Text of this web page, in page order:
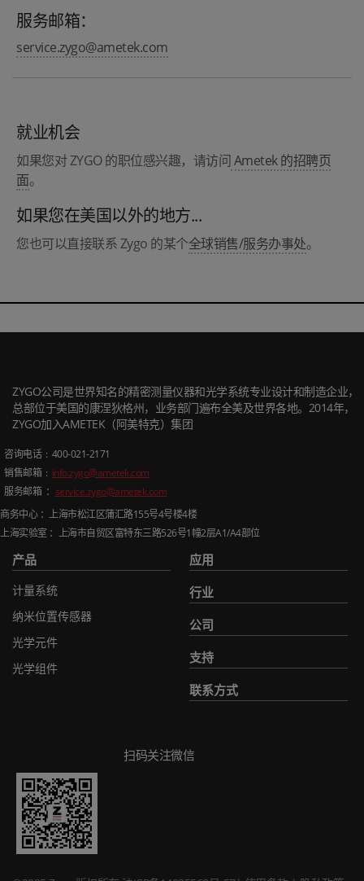
服务邮箱：
service.zygo@ametek.com
就业机会
如果您对 ZYGO 的职位感兴趣，请访问Ametek 的招聘页
面。
如果您在美国以外的地方...
您也可以直接联系 Zygo 的某个全球销售/服务办事处。
ZYGO公司是世界知名的精密测量仪器和光学系统专业设计和制造企业，
总部位于美国的康涅狄格州，业务部门遍布全美及世界各地。2014年，
ZYGO加入AMETEK（阿美特克）集团
咨询电话: 400-021-2171
销售邮箱 : info.zygo@ametek.com
服务邮箱 ： service.zygo@ametek.com
商务中心 ：上海市松江区蒲汇路155号4号楼4楼
上海实验室 ：上海市自贸区富特东三路526号1幢2层A1/A4部位
产品
计量系统
纳米位置传感器
光学元件
光学组件
应用
行业
公司
支持
联系方式
扫码关注微信